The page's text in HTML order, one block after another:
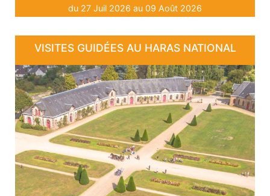
du 27 Juil 2026 au 09 Août 2026
VISITES GUIDÉES AU HARAS NATIONAL